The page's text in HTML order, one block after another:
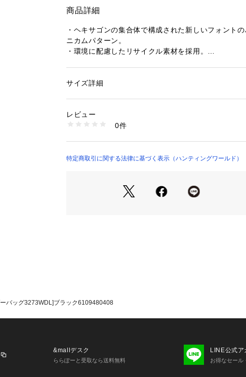
商品詳細
・ヘキサゴンの集合体で構成された新しいフォントの
ニカムパターン。
・環境に配慮したリサイクル素材を採用。
・イタリア、リモンタ社のナイロンを使用。
車移動等のアクティビティにも最適。
旅をテーマにモノグラムを活かしたジェンダーレス
【仕様】
開閉部分：シングルファスナー
ショルダーストラップ（⾧さ調節可能）
性別：レディース
ップ：ポリエステル100％(リサイクルポリエステル)
6109480408 （ショップ）
サイズ詳細
レビュー
0件
特定商取引に関する法律に基づく表示（ハンティングワールド）
バッグ3273WDL]ブラック6109480408
&mallデスク
ららぽーと受取なら送料無料
LINE公式ア
お得なセール